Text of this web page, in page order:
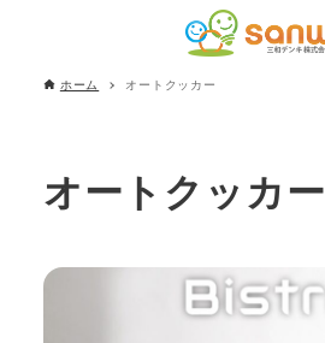
ホーム オートクッカー
オートクッカー